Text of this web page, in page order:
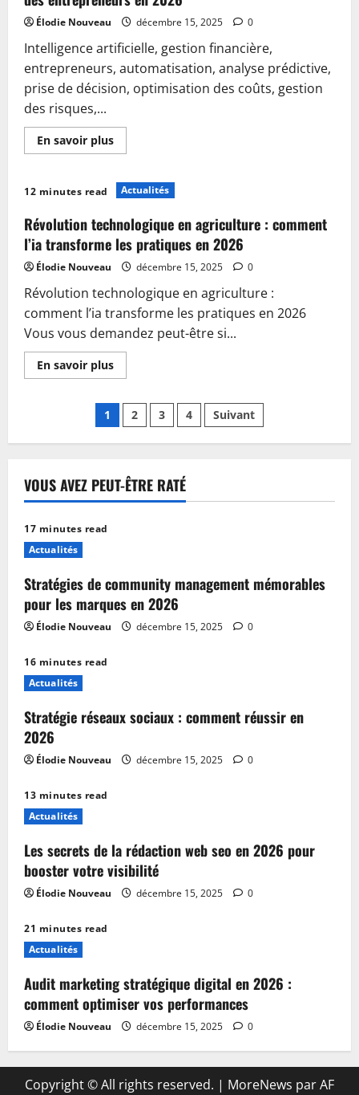
ia
en
2026
Élodie Nouveau décembre 15, 2025 0
Intelligence artificielle, gestion financière,
entrepreneurs, automatisation, analyse prédictive,
prise de décision, optimisation des coûts, gestion
des risques,...
En savoir plusEn
savoir
Comment
peut
transformer
la
gestion
financière
des
entrepreneurs
en
2026
12 minutes read Actualités
Révolution technologique en agriculture : comment
l’ia transforme les pratiques en 2026
Élodie Nouveau décembre 15, 2025 0
Révolution technologique en agriculture :
comment l’ia transforme les pratiques en 2026
Vous vous demandez peut-être si...
En savoir plusEn
savoir
Révolution
technologique
en
agriculture
l’ia
transforme
les
Pagination
des
publications
1 2 3 4 Suivant
VOUS AVEZ PEUT-ÊTRE RATÉ
17 minutes read
Actualités
Stratégies de community management mémorables
pour les marques en 2026
Élodie Nouveau décembre 15, 2025 0
16 minutes read
Actualités
Stratégie réseaux sociaux : comment réussir en
2026
Élodie Nouveau décembre 15, 2025 0
13 minutes read
Actualités
Les secrets de la rédaction web seo en 2026 pour
booster votre visibilité
Élodie Nouveau décembre 15, 2025 0
21 minutes read
Actualités
Audit marketing stratégique digital en 2026 :
comment optimiser vos performances
Élodie Nouveau décembre 15, 2025 0
Copyright © All rights reserved. | MoreNews par AF